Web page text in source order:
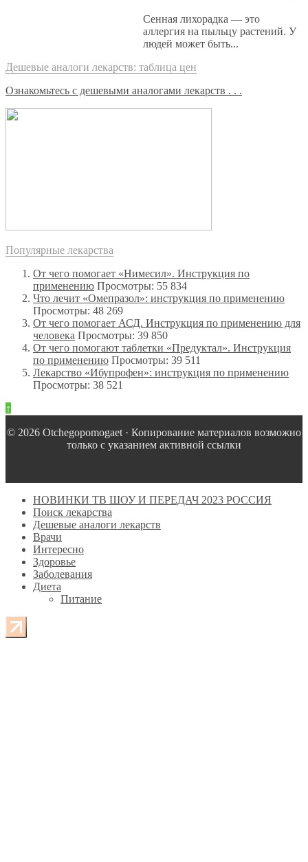
Сенная лихорадка — это
аллергия на пыльцу растений. У
людей может быть...
Дешевые аналоги лекарств: таблица цен
Ознакомьтесь с дешевыми аналогами лекарств . . .
Популярные лекарства
От чего помогает «Нимесил». Инструкция по
применению Просмотры: 55 834
Что лечит «Омепразол»: инструкция по применению
Просмотры: 48 269
От чего помогает АСД. Инструкция по применению для
человека Просмотры: 39 850
От чего помогают таблетки «Предуктал». Инструкция
по применению Просмотры: 39 511
Лекарство «Ибупрофен»: инструкция по применению
Просмотры: 38 521
↑
© 2026 Оtchegopomogaet · Копирование материалов возможно
только с указанием активной ссылки
НОВИНКИ ТВ ШОУ И ПЕРЕДАЧ 2023 РОССИЯ
Поиск лекарства
Дешевые аналоги лекарств
Врачи
Интересно
Здоровье
Заболевания
Диета
Питание